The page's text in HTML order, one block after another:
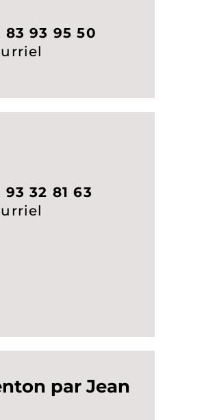
83 93 95 50
93 32 81 63
par Jean